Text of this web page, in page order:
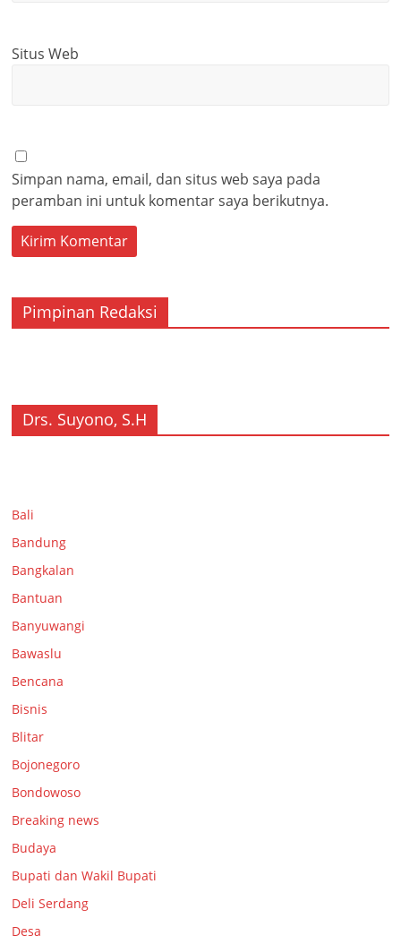
Situs Web
Simpan nama, email, dan situs web saya pada
peramban ini untuk komentar saya berikutnya.
Pimpinan Redaksi
Drs. Suyono, S.H
Bali
Bandung
Bangkalan
Bantuan
Banyuwangi
Bawaslu
Bencana
Bisnis
Blitar
Bojonegoro
Bondowoso
Breaking news
Budaya
Bupati dan Wakil Bupati
Deli Serdang
Desa